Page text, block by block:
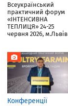
Всеукраїнський
практичний форум
«ІНТЕНСИВНА
ТЕПЛИЦЯ» 24-25
червня 2026, м.Львів
Конференції